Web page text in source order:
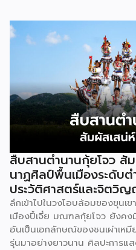
มีภารกิจหลัก คือการให้ทุนวิจัย
ถึงการให้รางวัล และสนับสนุนนั
นักวิจัยอาวุโส แน่นอนว่านี่เป็น
ไทยตั้งแต่ต้นน้ำยันปลายน้ำ
ครั้งนี้เป็นส่วนหนึ่งของทุนที่ วช.
Innovative House ซึ่งมีเป้าหม
สนับสนุนให้ผู้ประกอบการนำนวั
ไปพัฒนาต่อจนสามารถขายได้
วิจัยที่อยู่ในห้องแล็บ โดยสินค้
ที่ “พร้อมขาย” แล้วจริงๆ บาง
ขายเฉพาะหน้าร้าน นอกจากนี้
แปรรูปเป็นเมนูอาหาร-เครื่องดื่ม
โดยนำ ‘น้ำผึ้ง’ ที่ไม่ได้นำมาวา
เครื่องดื่มสเลอปี้ให้ผู้ร่วมงานไ
สร้างประสบการณ์ให้คนในงาน
ใครสนใจก็สามารถซื้อ หัวเชื้อ
เช่นกัน […]
สืบสานตำนานกุ้ยโจว สั
นาฏศิลป์พื้นเมืองระดับ
ประวัติศาสตร์และจิตวิ
ลึกเข้าไปในวงโอบล้อมของขุน
เมืองปี้เจี๋ย มณฑลกุ้ยโจว ยังคง
อันเป็นเอกลักษณ์ของชนเผ่าเห
รุ่นมาอย่างยาวนาน ศิลปะการแ